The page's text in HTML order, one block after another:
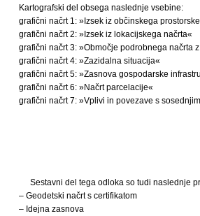
Kartografski del obsega naslednje vsebine:
grafični načrt 1: »Izsek iz občinskega
grafični načrt 2: »Izsek iz lokacijskega načrta«
grafični načrt 3: »Območje podrobnega načrta
grafični načrt 4: »Zazidalna situacija«
grafični načrt 5: »Zasnova gospodarske
grafični načrt 6: »Načrt parcelacije«
grafični načrt 7: »Vplivi in povezave s
Sestavni del tega odloka so tudi naslednje
– Geodetski načrt s certifikatom
– Idejna zasnova